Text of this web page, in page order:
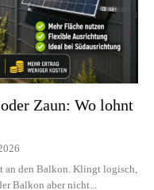
Zaun: Wo lohnt
an den Balkon. Klingt logisch,
Balkon aber nicht...